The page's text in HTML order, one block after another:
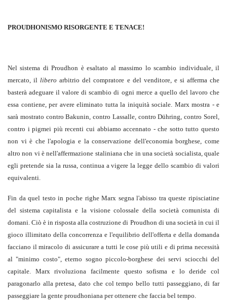
PROUDHONISMO RISORGENTE E TENACE!
Nel sistema di Proudhon è esaltato al massimo lo scambio individuale, il
mercato, illibero arbitrio del compratore e del venditore, e si afferma che
basterà adeguare il valore di scambio di ogni merce a quello del lavoro che
essa contiene, per avere eliminato tutta la iniquità sociale. Marx mostra - e
sarà mostrato contro Bakunin, contro Lassalle, contro Dühring, contro Sorel,
contro i pigmei più recenti cui abbiamo accennato - che sotto tutto questo
non vi è che l'apologia e la conservazione dell'economia borghese, come
altro non vi è nell'affermazione staliniana che in una società socialista, quale
egli pretende sia la russa, continua a vigere la legge dello scambio di valori
equivalenti.
Fin da quel testo in poche righe Marx segna l'abisso tra queste ripisciatine
del sistema capitalista e la visione colossale della società comunista di
domani. Ciò è in risposta alla costruzione di Proudhon di una società in cui il
gioco illimitato della concorrenza e l'equilibrio dell'offerta e della domanda
facciano il miracolo di assicurare a tutti le cose più utili e di prima necessità
al "minimo costo", eterno sogno piccolo-borghese dei servi sciocchi del
capitale. Marx rivoluziona facilmente questo sofisma e lo deride col
paragonarlo alla pretesa, dato che col tempo bello tutti passeggiano, di far
passeggiare la gente proudhoniana per ottenere che faccia bel tempo.